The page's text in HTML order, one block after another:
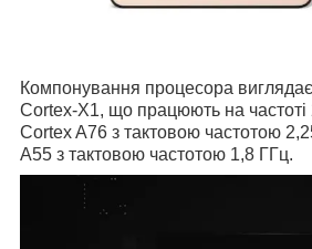
Компонування процесора
Cortex-X1, що працюють на
Cortex A76 з тактовою частотою
A55 з тактовою частотою 1,8 ГГц.